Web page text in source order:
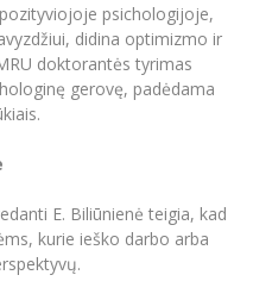
kėlimas
aktų duomenų bazė
psichologijoje,
didina optimizmo ir
doktorantės tyrimas
gerovę, padėdama
E. Biliūnienė teigia, kad
kurie ieško darbo arba